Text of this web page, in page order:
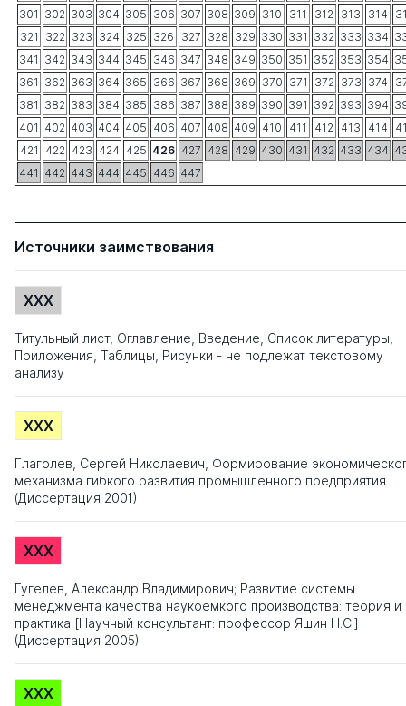
301 302 303 304 305 306 307 308 309 310 311 312 313 314
321
322 323 324 325 326 327 328 329 330 331 332 333 334
341 342 343 344 345 346 347 348 349 350 351 352 353 354
361 362 363 364 365 366 367 368 369 370 371 372 373 374
381 382 383 384 385 386 387 388 389 390 391 392 393 394
401 402 403 404 405 406 407 408 409 410 411 412 413 414
421
422 423 424 425 426 427 428 429 430 431 432 433 434
441 442 443 444 445 446 447
Источники заимствования
XXX
Титульный лист, Оглавление, Введение, Список литературы,
Приложения, Таблицы, Рисунки - не подлежат текстовому
анализу
XXX
Глаголев, Сергей Николаевич, Формирование
механизма гибкого развития промышленного предприятия
(Диссертация 2001)
XXX
Гугелев, Александр Владимирович; Развитие системы
менеджмента качества наукоемкого производства: теория и
практика [Научный консультант: профессор Яшин Н.С.]
(Диссертация 2005)
XXX